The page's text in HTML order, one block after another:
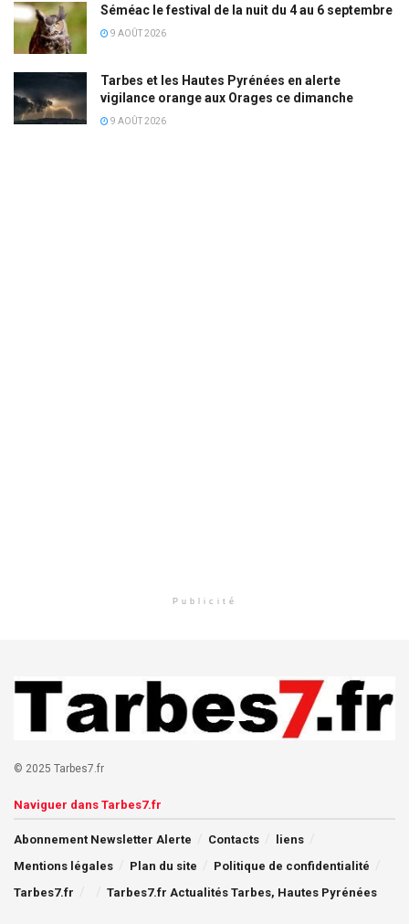
Séméac le festival de la nuit du 4 au 6 septembre
9 AOÛT 2026
Tarbes et les Hautes Pyrénées en alerte
vigilance orange aux Orages ce dimanche
9 AOÛT 2026
Publicité
© 2025 Tarbes7.fr
Naviguer dans Tarbes7.fr
Abonnement Newsletter Alerte Contacts
liens
Mentions légales
Plan du site
Politique de confidentialité
Tarbes7.fr
Tarbes7.fr Actualités Tarbes, Hautes Pyrénées